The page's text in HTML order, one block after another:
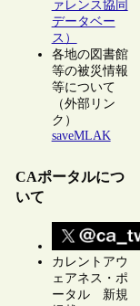
ァレンス協同
データベー
ス）
各地の図書館
等の被災情報
等について
（外部リン
ク）
saveMLAK
CAポータルにつ
いて
カレントアウ
ェアネス・ポ
ータル 新規